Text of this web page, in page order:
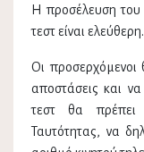
Η προσέλευση του
τεστ είναι ελεύθερη.
Οι προσερχόμενοι
αποστάσεις και
τεστ θα πρέπει
Ταυτότητας, να